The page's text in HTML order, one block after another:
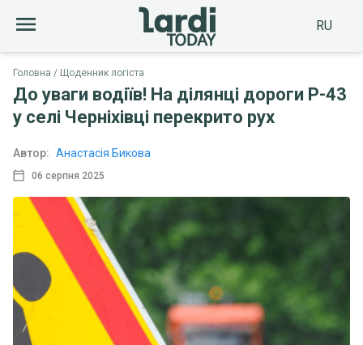
RU
Головна Щоденник логіста
До уваги водіїв! На ділянці дороги Р-43
у селі Черніхівці перекрито рух
06 серпня 2025
Автор: Анастасія Бикова